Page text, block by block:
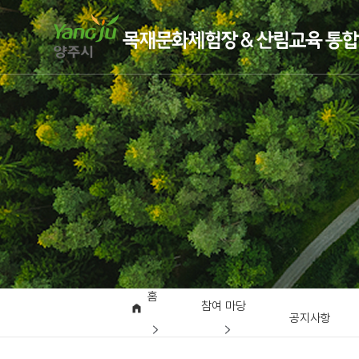
홈
참여 마당
공지사항